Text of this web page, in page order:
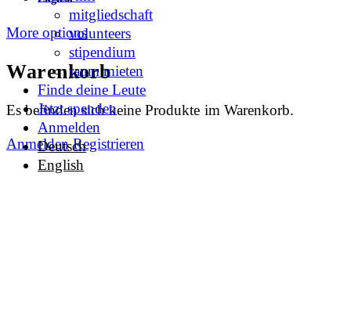
More options
Warenkorb
Es befinden sich keine Produkte im Warenkorb.
Anmelden Registrieren
mitgliedschaft
volunteers
stipendium
raum mieten
Finde deine Leute
Jetzt spenden
Anmelden
Deutsch
English